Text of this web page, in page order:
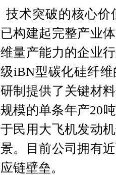
技术突破的核心价
构建起完整产业
量产能力的企业
iBN型碳化硅纤
制提供了关键材
模的单条年产20
民用大飞机发动
。目前公司拥有
链壁垒。